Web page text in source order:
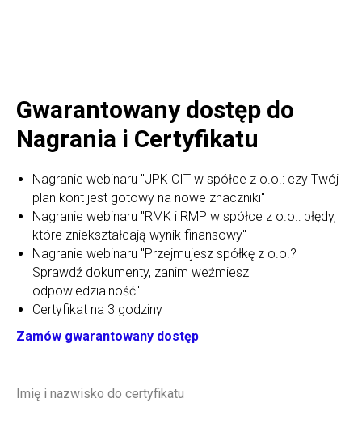
Gwarantowany dostęp do
Nagrania i Certyfikatu
Nagranie webinaru "JPK CIT w spółce z o.o.: czy Twój
plan kont jest gotowy na nowe znaczniki"
Nagranie webinaru "RMK i RMP w spółce z o.o.: błędy,
które zniekształcają wynik finansowy"
Nagranie webinaru "Przejmujesz spółkę z o.o.?
Sprawdź dokumenty, zanim weźmiesz
odpowiedzialność"
Certyfikat na 3 godziny
Zamów gwarantowany dostęp